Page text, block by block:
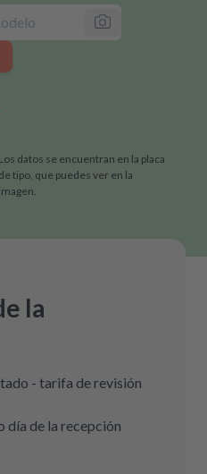
Los datos se encuentran en la placa
de tipo, que puedes ver en la
imagen.
la
- tarifa de revisión
día de la recepción